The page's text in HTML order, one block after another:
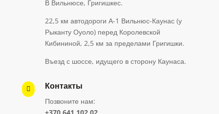
В Вильнюсе, Григишкес.
22,5 км автодороги А-1 Вильнюс-Каунас (у
Рыканту Оуоло) перед Королевской
Кибининой, 2,5 км за пределами Григишки.
Въезд с шоссе, идущего в сторону Каунаса.
 Контакты
Позвоните нам:
+370 641 102 02